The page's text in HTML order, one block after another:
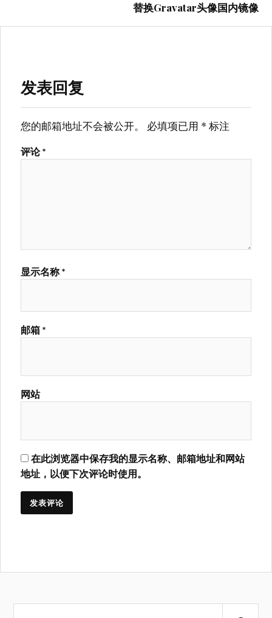
替换Gravatar头像国内镜像
发表回复
您的邮箱地址不会被公开。 必填项已用 * 标注
评论*
显示名称*
邮箱 *
网站
在此浏览器中保存我的显示名称、邮箱地址和网站
地址，以便下次评论时使用。